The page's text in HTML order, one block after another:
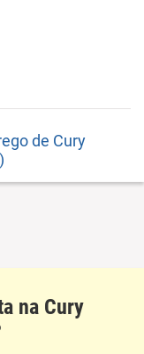
de Cury
na Cury